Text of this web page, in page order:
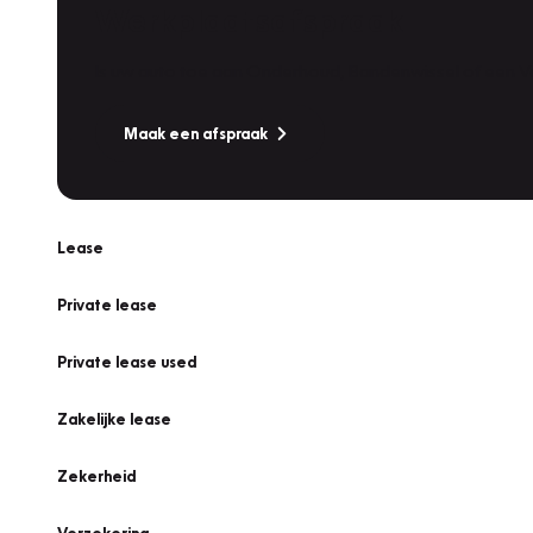
Maak een afspraak
Lease
Private lease
Private lease used
Zakelijke lease
Zekerheid